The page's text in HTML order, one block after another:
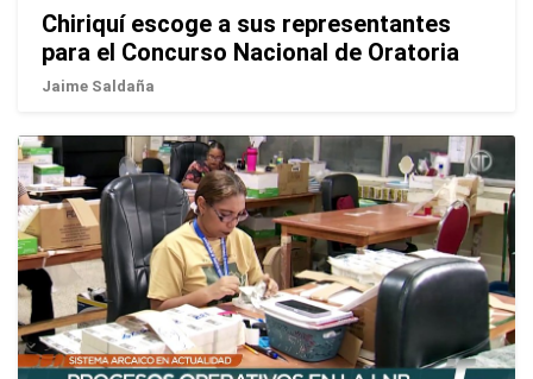
Chiriquí escoge a sus representantes
para el Concurso Nacional de Oratoria
Jaime Saldaña